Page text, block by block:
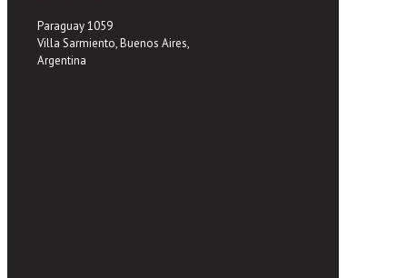
Paraguay 1059
Villa Sarmiento, Buenos Aires,
Argentina